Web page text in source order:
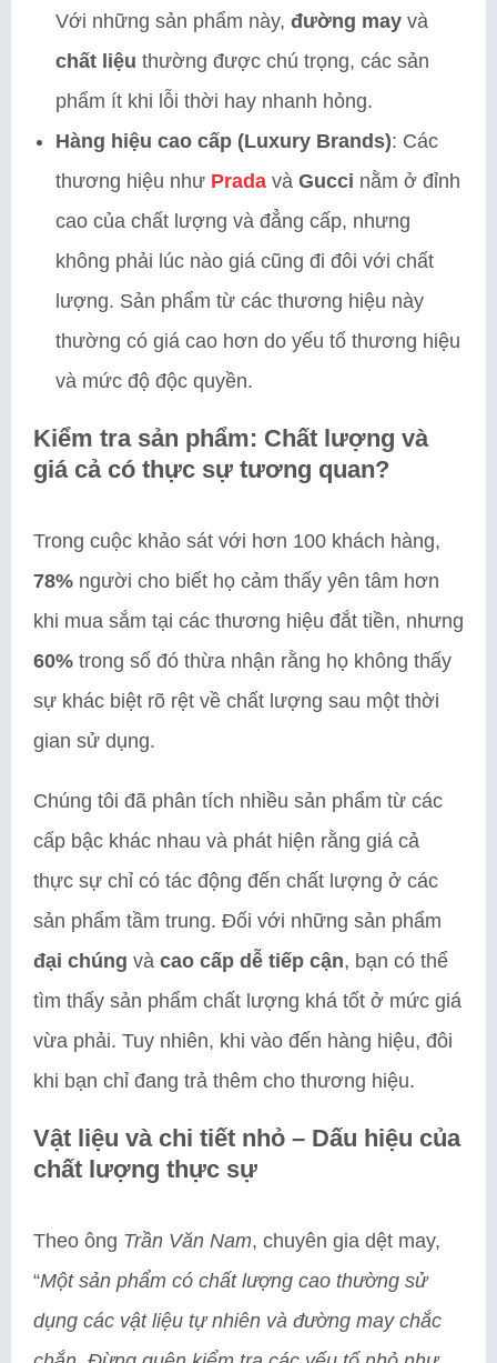
Với những sản phẩm này, đường may và
chất liệu thường được chú trọng, các sản
phẩm ít khi lỗi thời hay nhanh hỏng.
Hàng hiệu cao cấp (Luxury Brands): Các
thương hiệu như Prada và Gucci nằm ở đỉnh
cao của chất lượng và đẳng cấp, nhưng
không phải lúc nào giá cũng đi đôi với chất
lượng. Sản phẩm từ các thương hiệu này
thường có giá cao hơn do yếu tố thương hiệu
và mức độ độc quyền.
Kiểm tra sản phẩm: Chất lượng và
giá cả có thực sự tương quan?
Trong cuộc khảo sát với hơn 100 khách hàng,
78% người cho biết họ cảm thấy yên tâm hơn
khi mua sắm tại các thương hiệu đắt tiền, nhưng
60% trong số đó thừa nhận rằng họ không thấy
sự khác biệt rõ rệt về chất lượng sau một thời
gian sử dụng.
Chúng tôi đã phân tích nhiều sản phẩm từ các
cấp bậc khác nhau và phát hiện rằng giá cả
thực sự chỉ có tác động đến chất lượng ở các
sản phẩm tầm trung. Đối với những sản phẩm
đại chúng và cao cấp dễ tiếp cận, bạn có thể
tìm thấy sản phẩm chất lượng khá tốt ở mức giá
vừa phải. Tuy nhiên, khi vào đến hàng hiệu, đôi
khi bạn chỉ đang trả thêm cho thương hiệu.
Vật liệu và chi tiết nhỏ – Dấu hiệu của
chất lượng thực sự
Theo ông Trần Văn Nam, chuyên gia dệt may,
“Một sản phẩm có chất lượng cao thường sử
dụng các vật liệu tự nhiên và đường may chắc